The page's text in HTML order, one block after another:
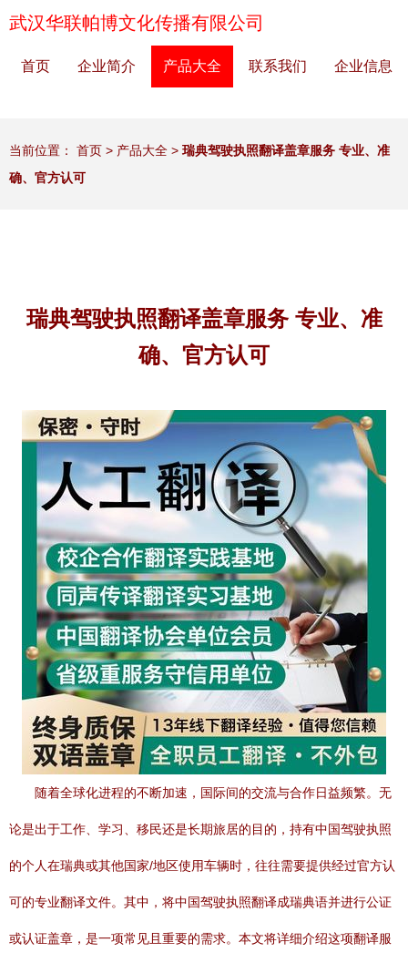
武汉华联帕博文化传播有限公司
首页 企业简介 产品大全 联系我们 企业信息
当前位置： 首页 > 产品大全 > 瑞典驾驶执照翻译盖章服务 专业、准
确、官方认可
瑞典驾驶执照翻译盖章服务 专业、准
确、官方认可
随着全球化进程的不断加速，国际间的交流与合作日益频繁。无
论是出于工作、学习、移民还是长期旅居的目的，持有中国驾驶执照
的个人在瑞典或其他国家/地区使用车辆时，往往需要提供经过官方认
可的专业翻译文件。其中，将中国驾驶执照翻译成瑞典语并进行公证
或认证盖章，是一项常见且重要的需求。本文将详细介绍这项翻译服